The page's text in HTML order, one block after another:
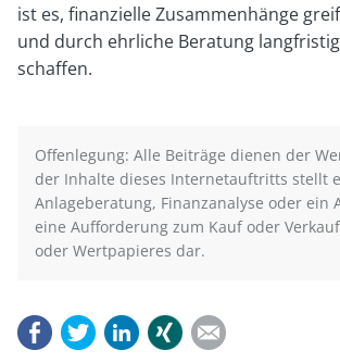
ist es, finanzielle Zusammenhänge
und durch ehrliche Beratung
schaffen.
Offenlegung: Alle Beiträge dienen der
der Inhalte dieses Internetauftritts stellt
Anlageberatung, Finanzanalyse oder ein
eine Aufforderung zum Kauf oder
oder Wertpapieres dar.
FacebookTwitterLinkedIn
Xing